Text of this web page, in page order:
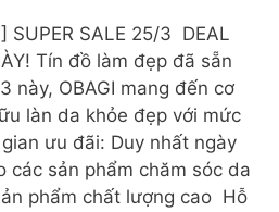
SUPER SALE 25/3 DEAL
Tín đồ làm đẹp đã sẵn
này, OBAGI mang đến cơ
làn da khỏe đẹp với mức
ưu đãi: Duy nhất ngày
các sản phẩm chăm sóc da
phẩm chất lượng cao Hỗ